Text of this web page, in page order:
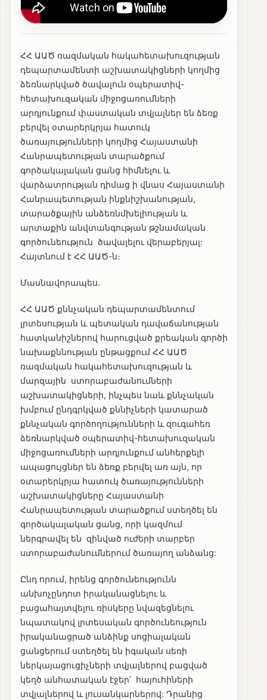
ՀՀ ԱԱԾ ռազմական հակահետախուզության
դեպարտամենտի աշխատակիցների կողմից
ձեռնարկված ծավալուն օպերատիվ-
հետախուզական միջոցառումների
արդյունքում փաստական տվյալներ են ձեռք
բերվել օտարերկրյա հատուկ
ծառայությունների կողմից Հայաստանի
Հանրապետության տարածքում
գործակալական ցանց հիմնելու և
վարձատրության դիմաց ի վնաս Հայաստանի
Հանրապետության ինքնիշխանության,
տարածքային անձեռնմխելիության և
արտաքին անվտանգության թշնամական
գործունեություն ծավալելու վերաբերյալ:
Հայտնում է ՀՀ ԱԱԾ-ն։
Մասնավորապես.
ՀՀ ԱԱԾ քննչական դեպարտամենտում
լրտեսության և պետական դավաճանության
հատկանիշներով հարուցված քրեական գործի
նախաքննության ընթացքում ՀՀ ԱԱԾ
ռազմական հակահետախուզության և
մարզային ստորաբաժանումների
աշխատակիցների, ինչպես նաև քննչական
խմբում ընդգրկված քննիչների կատարած
քննչական գործողությունների և զուգահեռ
ձեռնարկված օպերատիվ-հետախուզական
միջոցառումների արդյունքում անհերքելի
ապացույցներ են ձեռք բերվել առ այն, որ
օտարերկրյա հատուկ ծառայությունների
աշխատակիցները Հայաստանի
Հանրապետության տարածքում ստեղծել են
գործակալական ցանց, որի կազմում
ներգրավել են զինված ուժերի տարբեր
ստորաբաժանումներում ծառայող անձանց:
Ընդ որում, իրենց գործունեությունն
անխոչընդոտ իրականացնելու և
բացահայտվելու ռիսկերը նվազեցնելու
նպատակով լրտեսական գործունեություն
իրականացրած անձինք սոցիալական
ցանցերում ստեղծել են իգական սեռի
ներկայացուցիչների տվյալներով բացված
կեղծ անհատական էջեր՝ հայուհիների
տվյալներով և լուսանկարներով: Դրանից